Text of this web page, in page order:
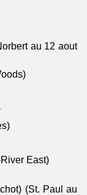
au 12 aout
East)
(St. Paul au